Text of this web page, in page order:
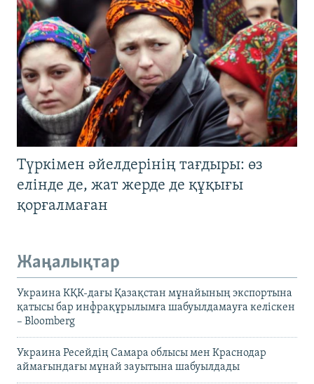
Түркімен әйелдерінің тағдыры: өз
елінде де, жат жерде де құқығы
қорғалмаған
Жаңалықтар
Украина КҚК-дағы Қазақстан мұнайының экспортына
қатысы бар инфрақұрылымға шабуылдамауға келіскен
– Bloomberg
Украина Ресейдің Самара облысы мен Краснодар
аймағындағы мұнай зауытына шабуылдады